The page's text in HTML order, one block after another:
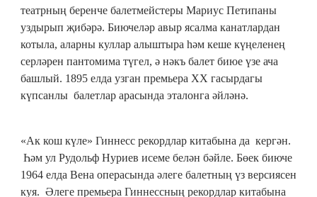
театрның беренче балетмейстеры Мариус Петипаны
уздырып җибәрә. Биючеләр авыр ясалма канатлардан
котыла, аларны куллар алыштыра һәм кеше күңеленең
серләрен пантомима түгел, ә нәкъ балет биюе үзе ача
башлый. 1895 елда узган премьера XX гасырдагы
күпсанлы балетлар арасында эталонга әйләнә.
«Ак кош күле» Гиннесс рекордлар китабына да кергән.
Һәм ул Рудольф Нуриев исеме белән бәйле. Бөек биюче
1964 елда Вена операсында әлеге балетның үз версиясен
куя. Әлеге премьера Гиннессның рекордлар китабына